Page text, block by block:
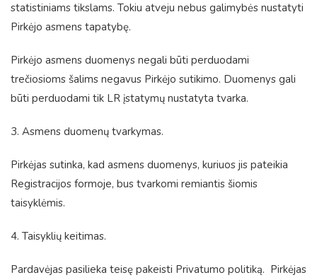
statistiniams tikslams. Tokiu atveju nebus galimybės nustatyti
Pirkėjo asmens tapatybę.
Pirkėjo asmens duomenys negali būti perduodami
trečiosioms šalims negavus Pirkėjo sutikimo. Duomenys gali
būti perduodami tik LR įstatymų nustatyta tvarka.
3. Asmens duomenų tvarkymas.
Pirkėjas sutinka, kad asmens duomenys, kuriuos jis pateikia
Registracijos formoje, bus tvarkomi remiantis šiomis
taisyklėmis.
4. Taisyklių keitimas.
Pardavėjas pasilieka teisę pakeisti Privatumo politiką. Pirkėjas